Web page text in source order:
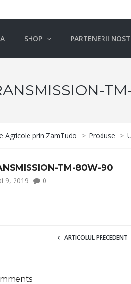
SHOP PARTENERII
Agricole prin ZamTudo > Produse >
TM-80W-90
9, 2019 0
ARTICOLUL PRECEDENT